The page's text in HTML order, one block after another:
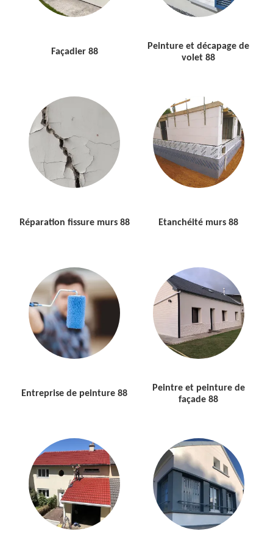
Façadier 88
Peinture et décapage de
volet 88
Réparation fissure murs 88 Etanchéité murs 88
Entreprise de peinture 88
Peintre et peinture de
façade 88